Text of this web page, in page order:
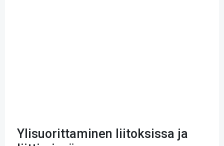
Ylisuorittaminen liitoksissa ja